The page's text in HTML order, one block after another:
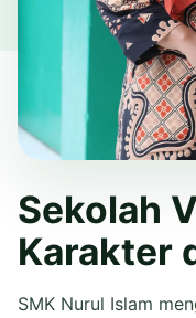
Sekolah
Karakter
SMK Nurul Islam